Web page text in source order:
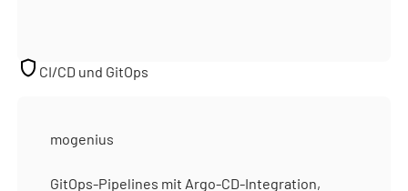
CI/CD und GitOps
mogenius
GitOps-Pipelines mit Argo-CD-Integration,